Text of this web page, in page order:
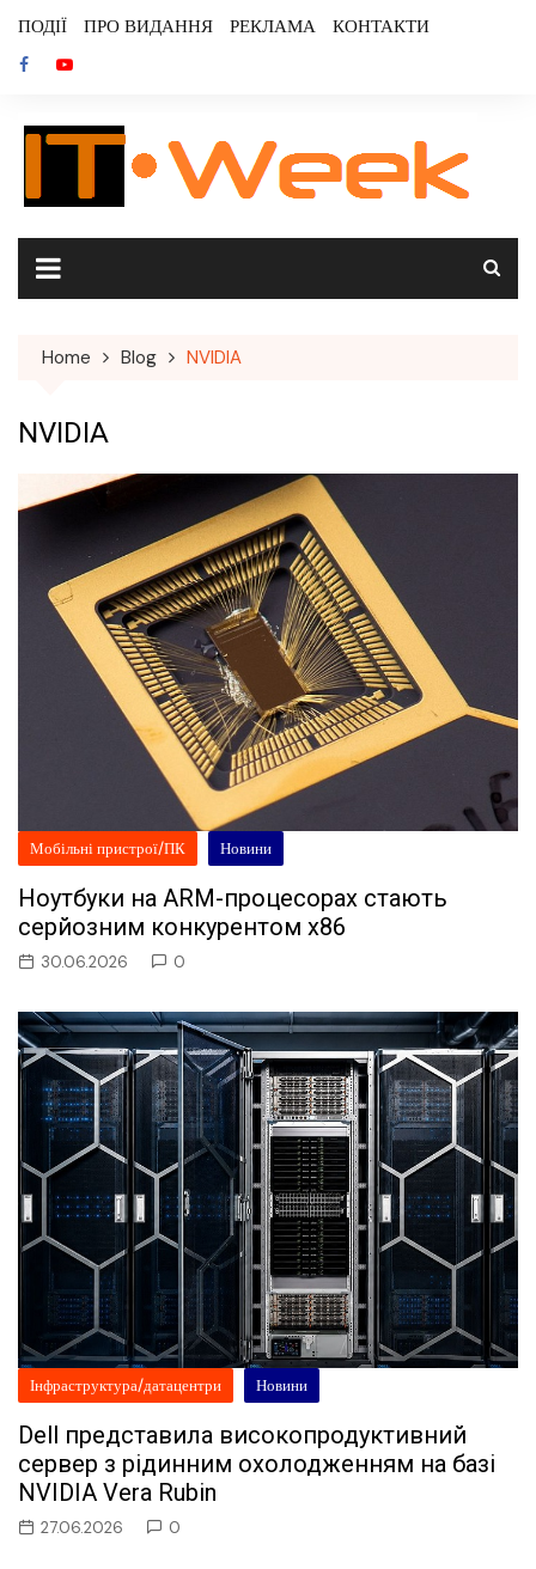
content
ПОДІЇ ПРО ВИДАННЯ РЕКЛАМА КОНТАКТИ
Home Blog NVIDIA
NVIDIA
Мобільні пристрої/ПК Новини
Ноутбуки на ARM-процесорах стають
серйозним конкурентом x86
30.06.2026 0
Інфраструктура/датацентри Новини
Dell представила високопродуктивний
сервер з рідинним охолодженням на базі
NVIDIA Vera Rubin
27.06.2026 0